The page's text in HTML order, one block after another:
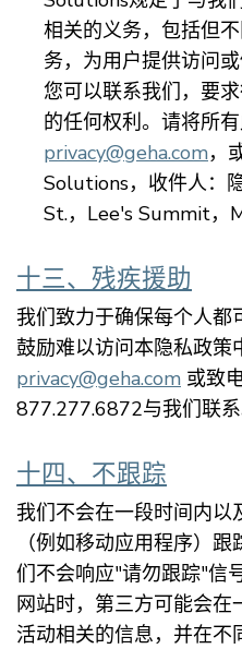
相关的义务，包括但
务，为用户提供访问
您可以联系我们，要
的任何权利。请将所有
privacy@geha.com，
Solutions，收件人：
St.，Lee's Summit，
十三、残疾援助
我们致力于确保每个人都
鼓励难以访问本隐私政策
privacy@geha.com 或致
877.277.6872与我们联系
十四、不跟踪
我们不会在一段时间内以
（例如移动应用程序）跟
们不会响应"请勿跟踪"信
网站时，第三方可能会
活动相关的信息，并在